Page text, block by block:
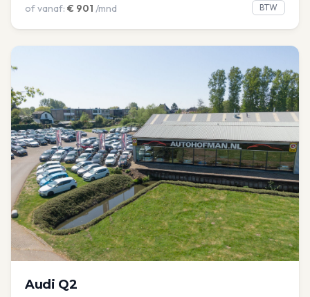
of vanaf: € 901 /mnd BTW
Audi Q2